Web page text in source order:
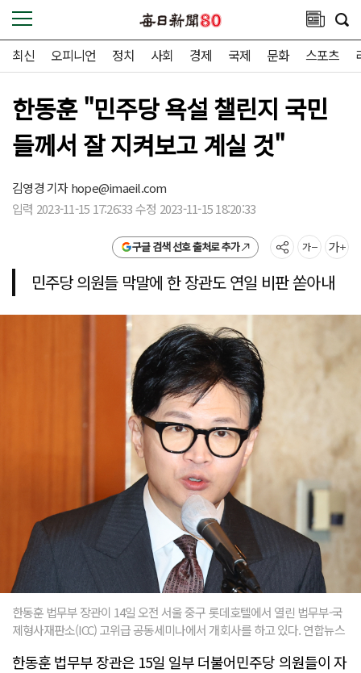
최신 오피니언 정치 사회 경제 국제 문화 스포츠
한동훈 "민주당 욕설 챌린지 국민
들께서 잘 지켜보고 계실 것"
김영경 기자hope@imaeil.com
입력 2023-11-15 17:26:33 수정 2023-11-15 18:20:33
구글 검색 선호 출처로 추가
민주당 의원들 막말에 한 장관도 연일 비판 쏟아내
한동훈 법무부 장관이 14일 오전 서울 중구 롯데호텔에서 열린 법무부-국
제형사재판소(ICC) 고위급 공동세미나에서 개회사를 하고 있다. 연합뉴스
한동훈 법무부 장관은 15일 일부 더불어민주당 의원들이 자